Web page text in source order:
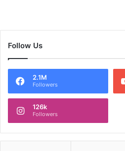
Follow Us
2.1M
Followers
126k
Followers